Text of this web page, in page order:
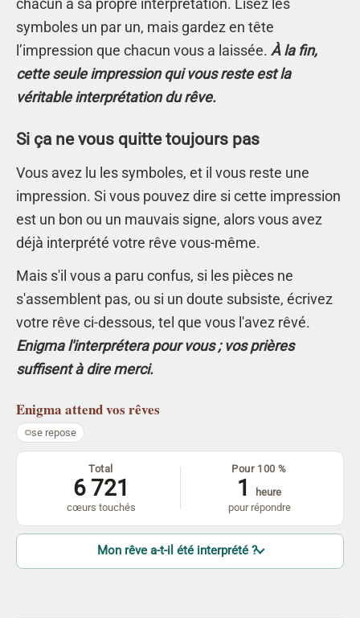
chacun a sa propre interprétation. Lisez les
symboles un par un, mais gardez en tête
l’impression que chacun vous a laissée. À la fin,
cette seule impression qui vous reste est la
véritable interprétation du rêve.
Si ça ne vous quitte toujours pas
Vous avez lu les symboles, et il vous reste une
impression. Si vous pouvez dire si cette impression
est un bon ou un mauvais signe, alors vous avez
déjà interprété votre rêve vous-même.
Mais s'il vous a paru confus, si les pièces ne
s'assemblent pas, ou si un doute subsiste, écrivez
votre rêve ci-dessous, tel que vous l'avez rêvé.
Enigma l'interprétera pour vous ; vos prières
suffisent à dire merci.
Enigma attend vos rêves
se repose
Total
6 721
cœurs touchés
Pour 100 %
1
heure
pour répondre
Mon rêve a-t-il été interprété ?